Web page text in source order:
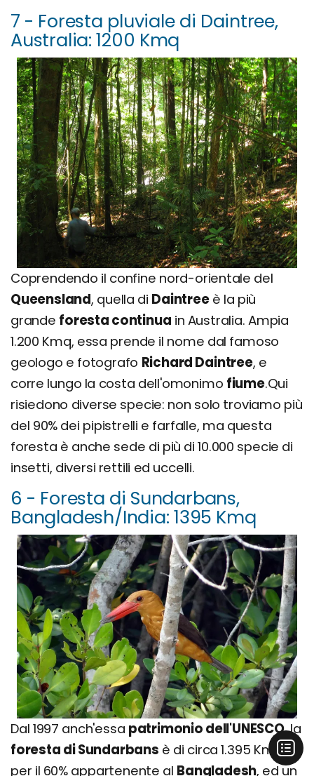
7 - Foresta pluviale di Daintree,
Australia: 1200 Kmq
Coprendendo il confine nord-orientale del
Queensland, quella di Daintreeè la più
grande foresta continua in Australia. Ampia
1.200 Kmq, essa prende il nome dal famoso
geologo e fotografo Richard Daintree, e
corre lungo la costa dell'omonimo fiume.Qui
risiedono diverse specie: non solo troviamo più
del 90% dei pipistrelli e farfalle, ma questa
foresta è anche sede di più di 10.000 specie di
insetti, diversi rettili ed uccelli.
6 - Foresta di Sundarbans,
Bangladesh/India: 1395 Kmq
Dal 1997 anch'essa patrimonio dell'UNESCO, la
foresta di Sundarbans è di circa 1.395 Kmq,
per il 60% appartenente al Bangladesh, ed un